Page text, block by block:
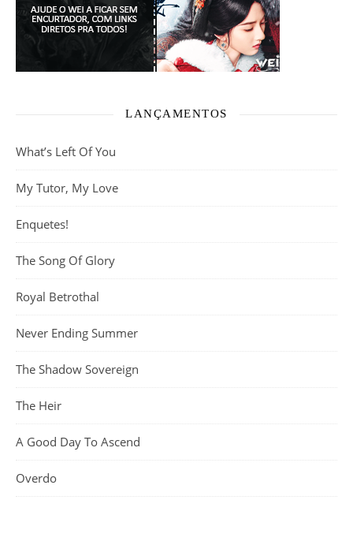
LANÇAMENTOS
What’s Left Of You
My Tutor, My Love
Enquetes!
The Song Of Glory
Royal Betrothal
Never Ending Summer
The Shadow Sovereign
The Heir
A Good Day To Ascend
Overdo